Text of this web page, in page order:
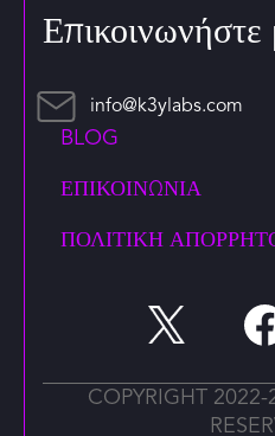
Επικοινωνήστε
info@k3ylabs.com
BLOG
ΕΠΙΚΟΙΝΩΝΊΑ
ΠΟΛΙΤΙΚΉ
COPYRIGHT 2022-